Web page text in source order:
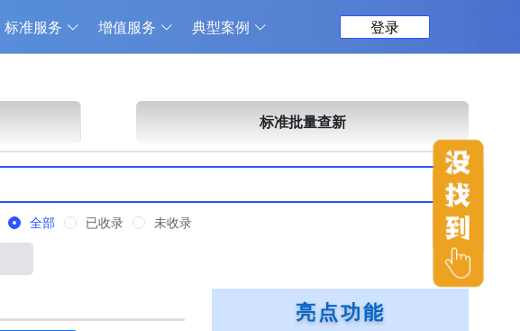
标准服务 增值服务 典型案例 登录
标准批量查新
全部 已收录 未收录
亮点功能